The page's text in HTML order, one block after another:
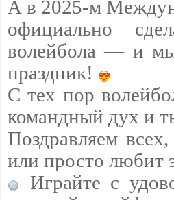
А в 2025-м
официально
волейбола — и мы
праздник!
С тех пор
командный дух и
Поздравляем
или просто любит
Играйте с